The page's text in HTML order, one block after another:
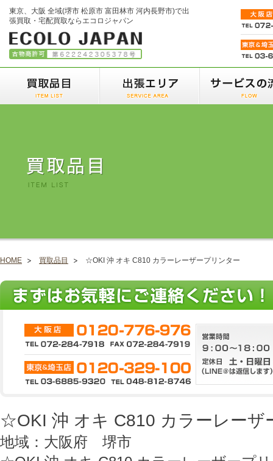
東京、大阪 全域(堺市 松原市 富田林市 河内長野市)で出
張買取・宅配買取ならエコロジャパン
HOME 買取品目 ☆OKI 沖 オキ C810 カラーレーザープリンター
☆OKI 沖 オキ C810 カラーレーザ
地域：大阪府 堺市